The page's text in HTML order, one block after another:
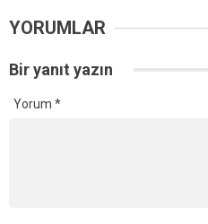
YORUMLAR
Bir yanıt yazın
Yorum *